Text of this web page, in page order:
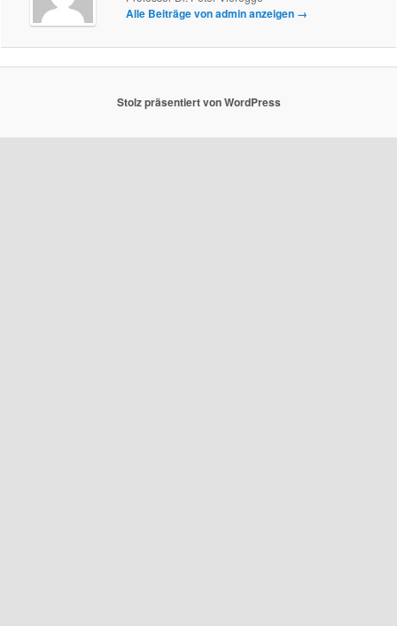
Alle Beiträge von admin anzeigen →
Stolz präsentiert von WordPress